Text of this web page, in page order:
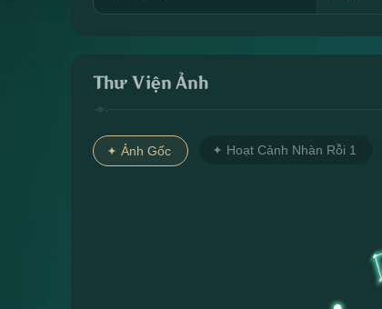
Thư Viện Ảnh
Ảnh Gốc Hoạt Cảnh Nhàn Rỗi 1